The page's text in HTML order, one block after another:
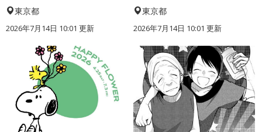
東京都
2026年7月14日 10:01 更新
東京都
2026年7月14日 10:01 更新